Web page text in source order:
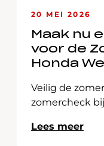
20 MEI 2026
Maak nu
voor de
Honda
Veilig de
zomercheck
Lees meer